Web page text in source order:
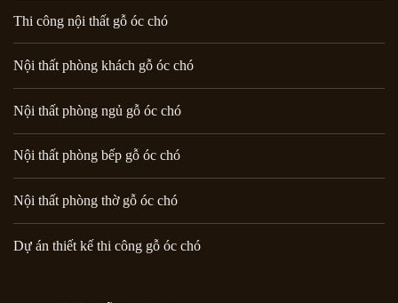
Thi công nội thất gỗ óc chó
Nội thất phòng khách gỗ óc chó
Nội thất phòng ngủ gỗ óc chó
Nội thất phòng bếp gỗ óc chó
Nội thất phòng thờ gỗ óc chó
Dự án thiết kế thi công gỗ óc chó